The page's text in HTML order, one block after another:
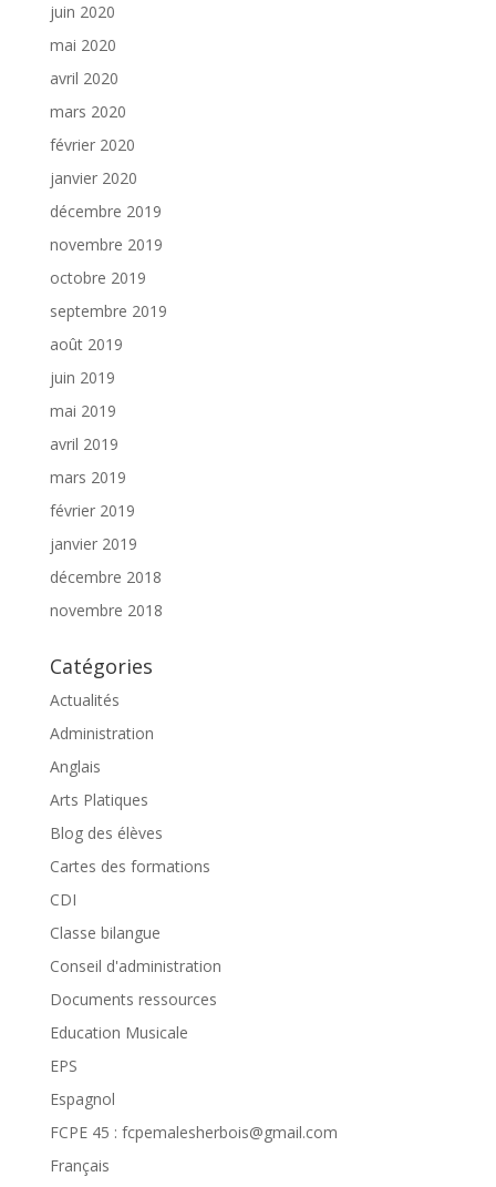
juin 2020
mai 2020
avril 2020
mars 2020
février 2020
janvier 2020
décembre 2019
novembre 2019
octobre 2019
septembre 2019
août 2019
juin 2019
mai 2019
avril 2019
mars 2019
février 2019
janvier 2019
décembre 2018
novembre 2018
Catégories
Actualités
Administration
Anglais
Arts Platiques
Blog des élèves
Cartes des formations
CDI
Classe bilangue
Conseil d'administration
Documents ressources
Education Musicale
EPS
Espagnol
FCPE 45 : fcpemalesherbois@gmail.com
Français